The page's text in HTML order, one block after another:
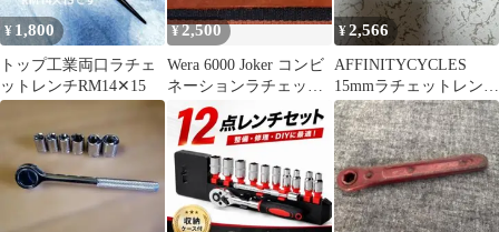
¥ 1,800
トップ工業両口ラチェ
ットレンチRM14✕15
¥2,500
Wera 6000 Joker コンビ
ネーションラチェット
レンチ 17mm
¥2,566
AFFINITYCYCLES
15mmラチェットレン
チ ショート